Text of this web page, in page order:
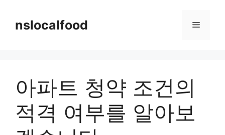
contentnslocalfood Menu
아파트 청약 조건의
적격 여부를 알아보